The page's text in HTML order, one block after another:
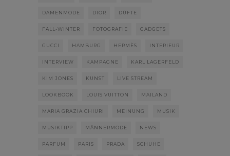
DAMENMODE DIOR DÜFTE
FALL-WINTER FOTOGRAFIE GADGETS
GUCCI HAMBURG HERMÈS INTERIEUR
INTERVIEW KAMPAGNE KARL LAGERFELD
KIM JONES KUNST LIVE STREAM
LOOKBOOK LOUIS VUITTON MAILAND
MARIA GRAZIA CHIURI MEINUNG MUSIK
MUSIKTIPP MÄNNERMODE NEWS
PARFUM PARIS PRADA SCHUHE